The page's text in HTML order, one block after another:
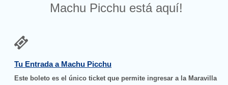
Machu Picchu está aquí!
Tu Entrada a Machu Picchu
Este boleto es el único ticket que permite ingresar a la Maravilla